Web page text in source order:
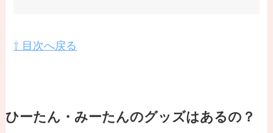
⇧ 目次へ戻る
ひーたん・みーたんのグッズはあるの？